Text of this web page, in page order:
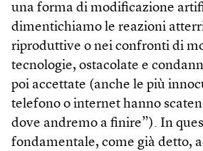
una forma di modificazione
dimentichiamo le reazioni
riproduttive o nei confronti di
tecnologie, ostacolate e
poi accettate (anche le più
telefono o internet hanno
dove andremo a finire”). In
fondamentale, come già detto,